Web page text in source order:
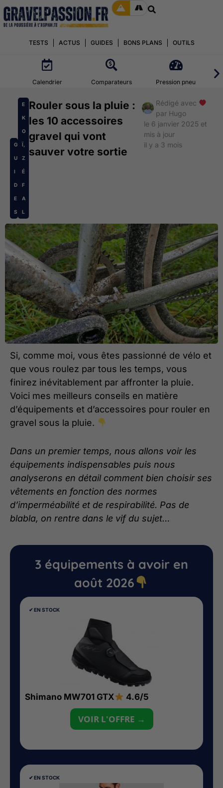
TESTS ACTUS GUIDES BONS PLANS OUTILS
Calendrier Comparateurs Pression pneu
G
U
I
D
E
S
E
K
O
Ï,
Z
É
F
A
L
Rouler sous la pluie :
les 10 accessoires
gravel qui vont
sauver votre sortie
Rédigé avec
par Hugo
le 6 janvier 2025 et
mis à jour
il y a 3 mois
Si, comme moi, vous êtes passionné de vélo et
que vous roulez par tous les temps, vous
finirez inévitablement par affronter la pluie.
Voici mes meilleurs conseils en matière
d’équipements et d’accessoires pour rouler en
gravel sous la pluie.
Dans un premier temps, nous allons voir les
équipements indispensables puis nous
analyserons en détail comment bien choisir ses
vêtements en fonction des normes
d’imperméabilité et de respirabilité. Pas de
blabla, on rentre dans le vif du sujet…
3 équipements à avoir en
août 2026
✔︎ EN STOCK
Shimano MW701 GTX 4.6/5
VOIR L'OFFRE →
✔︎ EN STOCK